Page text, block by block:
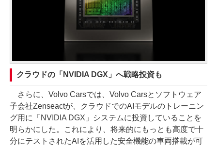
クラウドの「NVIDIA DGX」へ戦略投資も
さらに、Volvo Carsでは、Volvo Carsとソフトウェア
子会社Zenseactが、クラウドでのAIモデルのトレーニン
グ用に「NVIDIA DGX」システムに投資していることを
明らかにした。これにより、将来的にもっとも高度で十
分にテストされたAIを活用した安全機能の車両搭載が可